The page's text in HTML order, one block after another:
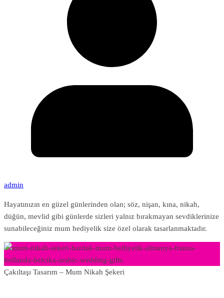
admin
Hayatınızın en güzel günlerinden olan; söz, nişan, kına, nikah,
düğün, mevlid gibi günlerde sizleri yalnız bırakmayan sevdiklerinize
sunabileceğiniz mum hediyelik size özel olarak tasarlanmaktadır.
Çakıltaşı Tasarım – Mum Nikah Şekeri